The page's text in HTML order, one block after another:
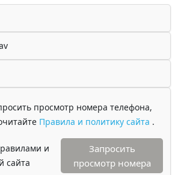
просмотр номера телефона,
Правила и политику сайта .
и
сайта
Запросить
просмотр номера